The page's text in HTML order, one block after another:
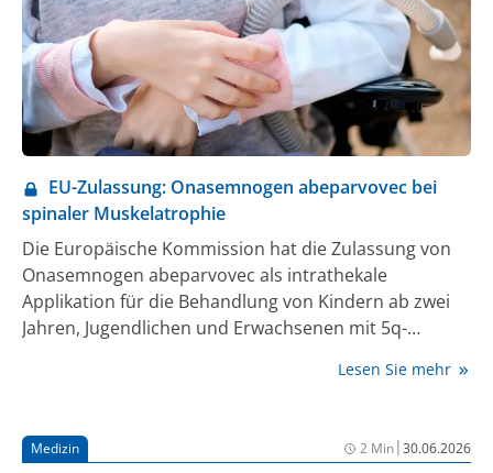
EU-Zulassung: Onasemnogen abeparvovec bei
spinaler Muskelatrophie
Die Europäische Kommission hat die Zulassung von
Onasemnogen abeparvovec als intrathekale
Applikation für die Behandlung von Kindern ab zwei
Jahren, Jugendlichen und Erwachsenen mit 5q-
biallelischen Mutation im Survival-Motor-Neuron-1-
abeparvovec als intrathekale Applikation die derzeit
einzige, als Einmalgabe verabreichte und auf einem
Lesen Sie mehr
Medizin 2 Min|30.06.2026